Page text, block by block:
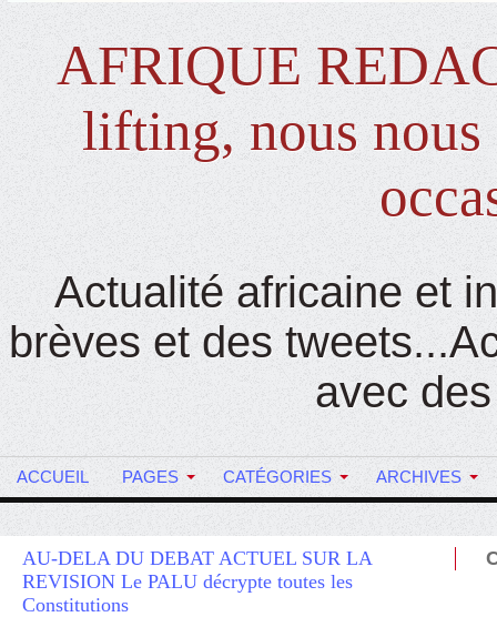
AFRIQUE
lifting, nous nous
Actualité africaine et
brèves et des
avec
ACCUEIL PAGES CATÉGORIES ARCHIVES
AU-DELA DU DEBAT ACTUEL SUR LA
REVISION Le PALU décrypte toutes les
Constitutions